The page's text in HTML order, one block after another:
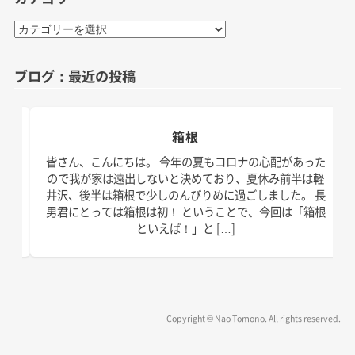
カ
リ
ブログ：最近の投稿
箱根
皆さん、こんにちは。 今年の夏もコロナの心配があった
ので我が家は遠出しないと決めており、夏休み前半は軽
井沢、後半は箱根で少しのんびりめに過ごしました。 長
男君にとっては箱根は初！ ということで、今回は「箱根
といえば！」と […]
Copyright © Nao Tomono. All rights reserved.